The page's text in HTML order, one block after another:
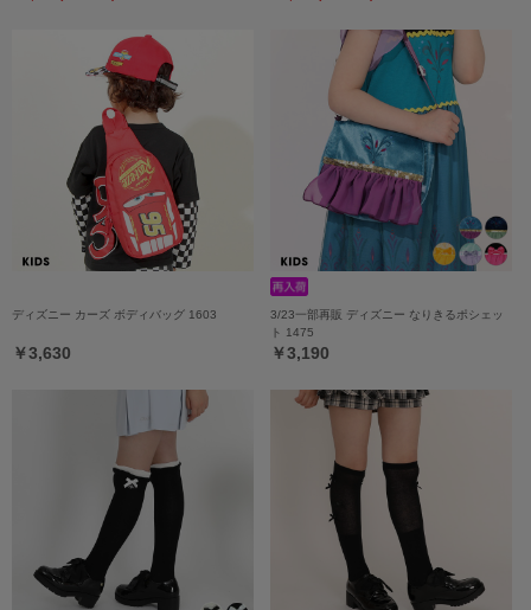
ディズニー カーズ ボディバッグ 1603
￥3,630
3/23一部再販 ディズニー なりきるポシェッ
ト 1475
￥3,190